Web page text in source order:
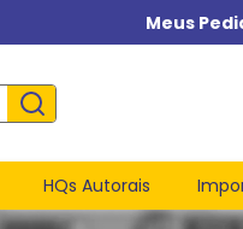
Meus
HQs Autorais